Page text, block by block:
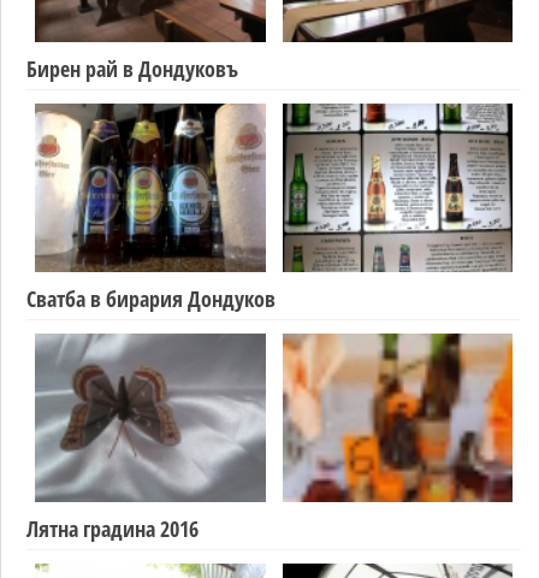
Бирен рай в Дондуковъ
Сватба в бирария Дондуков
Лятна градина 2016